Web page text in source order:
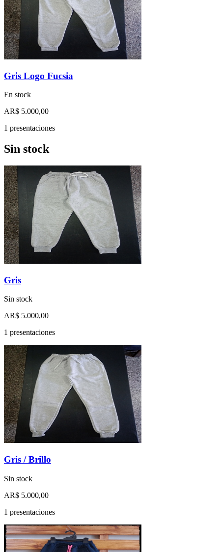
Gris Logo Fucsia
En stock
AR$ 5.000,00
1 presentaciones
Sin stock
Gris
Sin stock
AR$ 5.000,00
1 presentaciones
Gris / Brillo
Sin stock
AR$ 5.000,00
1 presentaciones